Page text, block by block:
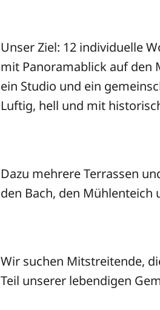
Unser Ziel: 12 individuelle
mit Panoramablick auf den
ein Studio und ein
Luftig, hell und mit
Dazu mehrere Terrassen
den Bach, den Mühlenteich
Wir suchen Mitstreitende,
Teil unserer lebendigen